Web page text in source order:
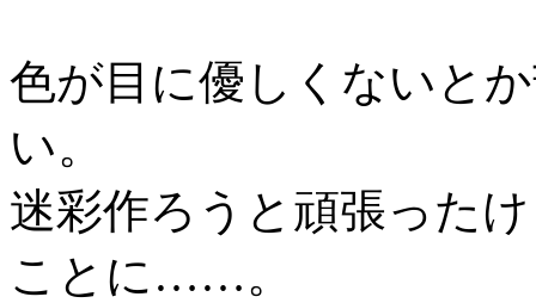
色が目に優しくないと
い。
迷彩作ろうと頑張った
ことに……。